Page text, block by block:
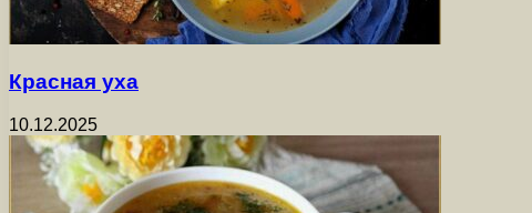
Красная уха
10.12.2025